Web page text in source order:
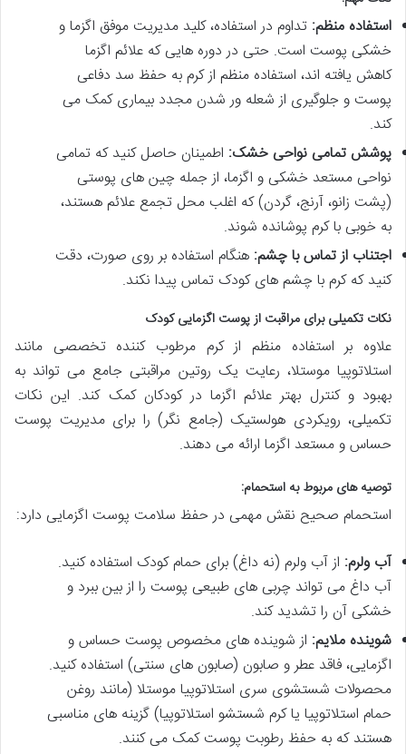
استفاده منظم: تداوم در استفاده، کلید مدیریت موفق اگزما و
خشکی پوست است. حتی در دوره هایی که علائم اگزما
کاهش یافته اند، استفاده منظم از کرم به حفظ سد دفاعی
پوست و جلوگیری از شعله ور شدن مجدد بیماری کمک می
کند.
پوشش تمامی نواحی خشک: اطمینان حاصل کنید که تمامی
نواحی مستعد خشکی و اگزما، از جمله چین های پوستی
(پشت زانو، آرنج، گردن) که اغلب محل تجمع علائم هستند،
به خوبی با کرم پوشانده شوند.
اجتناب از تماس با چشم: هنگام استفاده بر روی صورت، دقت
کنید که کرم با چشم های کودک تماس پیدا نکند.
نکات تکمیلی برای مراقبت از پوست اگزمایی کودک
علاوه بر استفاده منظم از کرم مرطوب کننده تخصصی مانند
استلاتوپیا موستلا، رعایت یک روتین مراقبتی جامع می تواند به
بهبود و کنترل بهتر علائم اگزما در کودکان کمک کند. این نکات
تکمیلی، رویکردی هولستیک (جامع نگر) را برای مدیریت پوست
حساس و مستعد اگزما ارائه می دهند.
توصیه های مربوط به استحمام:
استحمام صحیح نقش مهمی در حفظ سلامت پوست اگزمایی دارد:
آب ولرم: از آب ولرم (نه داغ) برای حمام کودک استفاده کنید.
آب داغ می تواند چربی های طبیعی پوست را از بین ببرد و
خشکی آن را تشدید کند.
شوینده ملایم: از شوینده های مخصوص پوست حساس و
اگزمایی، فاقد عطر و صابون (صابون های سنتی) استفاده کنید.
محصولات شستشوی سری استلاتوپیا موستلا (مانند روغن
حمام استلاتوپیا یا کرم شستشو استلاتوپیا) گزینه های مناسبی
هستند که به حفظ رطوبت پوست کمک می کنند.